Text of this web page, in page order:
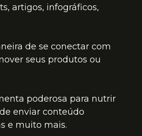
artigos, infográficos,
de se conectar com
seus produtos ou
poderosa para nutrir
enviar conteúdo
e muito mais.